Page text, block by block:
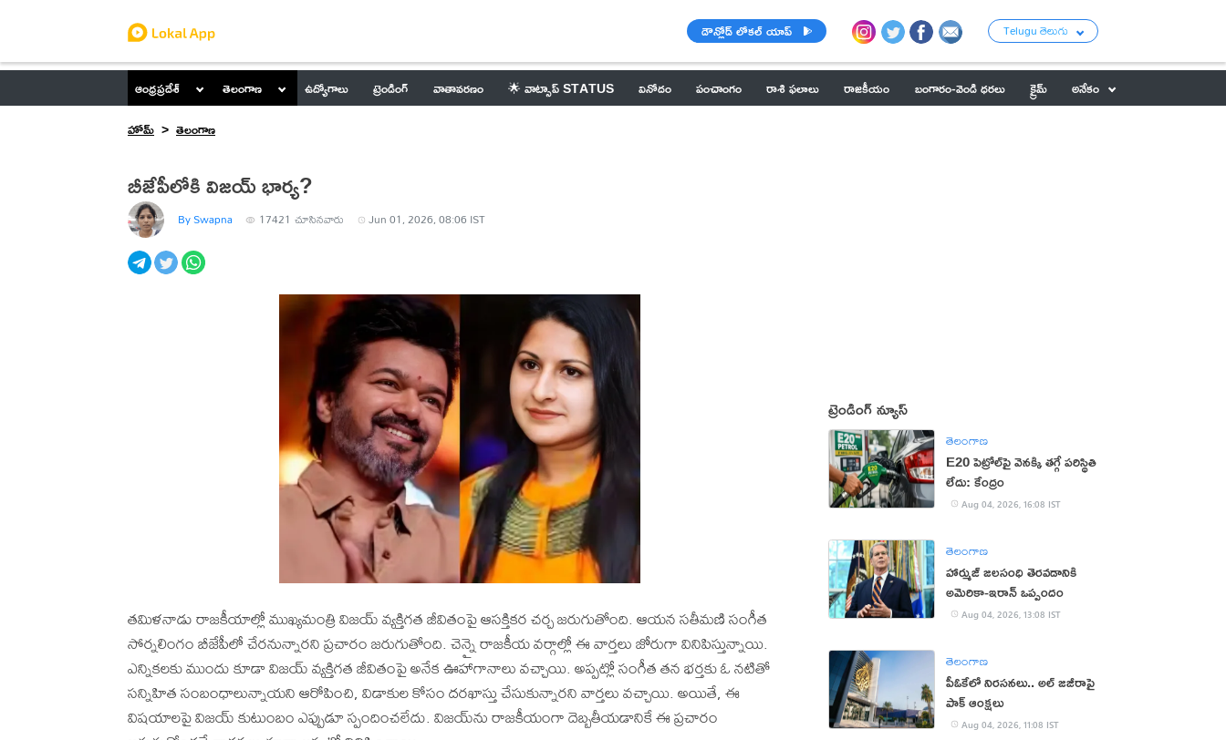
డౌన్లోడ్ లోకల్ యాప్ Telugu తెలుగు
ఆంధ్రప్రదేశ్ తెలంగాణ ఉద్యోగాలు ట్రెండింగ్ వాతావరణం 🌟 వాట్సాప్ STATUS వినోదం పంచాంగం రాశి ఫలాలు రాజకీయం బంగారం-వెండి ధరలు క్రైమ్
అనేకం
హోమ్
తెలంగాణ
బీజేపీలోకి విజయ్ భార్య?
By Swapna 17421 చూసినవారు Jun 01, 2026, 08:06 IST
తమిళనాడు రాజకీయాల్లో ముఖ్యమంత్రి విజయ్ వ్యక్తిగత జీవితంపై ఆసక్తికర చర్చ జరుగుతోంది. ఆయన సతీమణి సంగీత
సోర్నలింగం బీజేపీలో చేరనున్నారని ప్రచారం జరుగుతోంది. చెన్నై రాజకీయ వర్గాల్లో ఈ వార్తలు జోరుగా వినిపిస్తున్నాయి.
ఎన్నికలకు ముందు కూడా విజయ్ వ్యక్తిగత జీవితంపై అనేక ఊహాగానాలు వచ్చాయి. అప్పట్లో సంగీత తన భర్తకు ఓ నటితో
సన్నిహిత సంబంధాలున్నాయని ఆరోపించి, విడాకుల కోసం దరఖాస్తు చేసుకున్నారని వార్తలు వచ్చాయి. అయితే, ఈ
విషయాలపై విజయ్ కుటుంబం ఎప్పుడూ స్పందించలేదు. విజయ్‌ను రాజకీయంగా దెబ్బతీయడానికే ఈ ప్రచారం
ట్రెండింగ్ న్యూస్
తెలంగాణ
E20 పెట్రోల్‌పై వెనక్కి తగ్గే పరిస్థితి
లేదు: కేంద్రం
Aug 04, 2026, 16:08 IST
తెలంగాణ
హార్ముజ్ జలసంధి తెరవడానికి
అమెరికా-ఇరాన్ ఒప్పందం
Aug 04, 2026, 13:08 IST
తెలంగాణ
పీఓకేలో నిరసనలు.. అల్ జజీరాపై
పాక్ ఆంక్షలు
Aug 04, 2026, 11:08 IST